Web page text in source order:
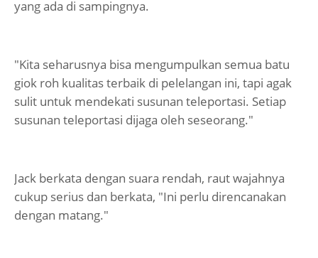
yang ada di sampingnya.
"Kita seharusnya bisa mengumpulkan semua batu
giok roh kualitas terbaik di pelelangan ini, tapi agak
sulit untuk mendekati susunan teleportasi. Setiap
susunan teleportasi dijaga oleh seseorang."
Jack berkata dengan suara rendah, raut wajahnya
cukup serius dan berkata, "Ini perlu direncanakan
dengan matang."